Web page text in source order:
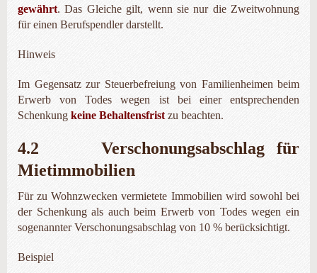
gewährt. Das Gleiche gilt, wenn sie nur die Zweitwohnung
für einen Berufspendler darstellt.
Hinweis
Im Gegensatz zur Steuerbefreiung von Familienheimen beim
Erwerb von Todes wegen ist bei einer entsprechenden
Schenkung keine Behaltensfrist zu beachten.
4.2 Verschonungsabschlag für
Mietimmobilien
Für zu Wohnzwecken vermietete Immobilien wird sowohl bei
der Schenkung als auch beim Erwerb von Todes wegen ein
sogenannter Verschonungsabschlag von 10 % berücksichtigt.
Beispiel